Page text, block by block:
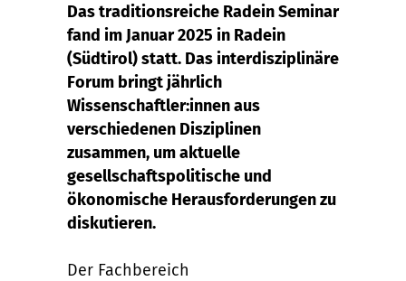
Das traditionsreiche Radein Seminar
fand im Januar 2025 in Radein
(Südtirol) statt. Das interdisziplinäre
Forum bringt jährlich
Wissenschaftler:innen aus
verschiedenen Disziplinen
zusammen, um aktuelle
gesellschaftspolitische und
ökonomische Herausforderungen zu
diskutieren.
Der Fachbereich